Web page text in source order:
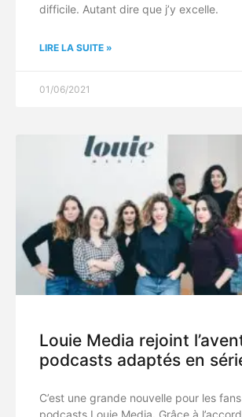
difficile. Autant dire que j’y excelle.
LIRE LA SUITE »
01/06/2021
Louie Media rejoint
podcasts adaptés en
C’est une grande nouvelle pour les
podcasts Louie Media. Grâce à